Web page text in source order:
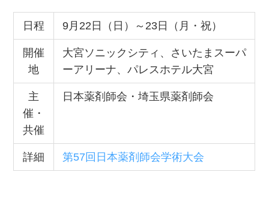
日程 9月22日（日）～23日（月・祝）
開催
地
大宮ソニックシティ、さいたまスーパ
ーアリーナ、パレスホテル大宮
主
催・
共催
日本薬剤師会・埼玉県薬剤師会
詳細 第57回日本薬剤師会学術大会